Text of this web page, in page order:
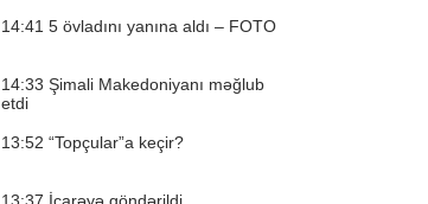
14:41 5 övladını yanına aldı – FOTO
14:33 Şimali Makedoniyanı məğlub
etdi
13:52 “Topçular”a keçir?